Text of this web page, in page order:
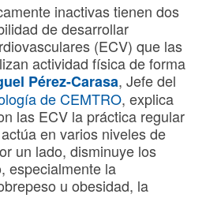
inactivas tienen dos
de desarrollar
(ECV) que las
actividad física de forma
Pérez-Carasa, Jefe del
de CEMTRO, explica
las ECV la práctica regular
en varios niveles de
un lado, disminuye los
especialmente la
u obesidad, la